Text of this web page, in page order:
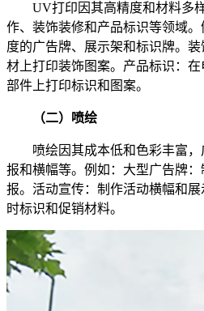
UV打印因其高精度和材料多样
作、装饰装修和产品标识等领域
度的广告牌、展示架和标识牌。
材上打印装饰图案。产品标识：
部件上打印标识和图案。
（二）喷绘
喷绘因其成本低和色彩丰富，
报和横幅等。例如：大型广告牌
报。活动宣传：制作活动横幅和
时标识和促销材料。